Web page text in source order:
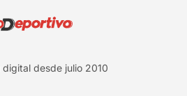
desde julio 2010